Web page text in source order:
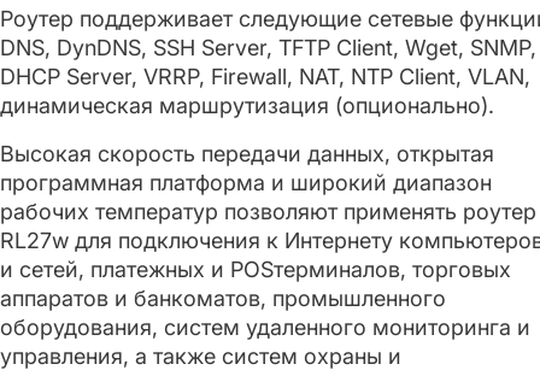
Роутер поддерживает следующие сетевые
DNS, DynDNS, SSH Server, TFTP Client, Wget, SNMP,
DHCP Server, VRRP, Firewall, NAT, NTP Client, VLAN,
динамическая маршрутизация (опционально).
Высокая скорость передачи данных, открытая
программная платформа и широкий диапазон
рабочих температур позволяют применять роутер
RL27w для подключения к Интернету
и сетей, платежных и POSтерминалов, торговых
аппаратов и банкоматов, промышленного
оборудования, систем удаленного мониторинга и
управления, а также систем охраны и